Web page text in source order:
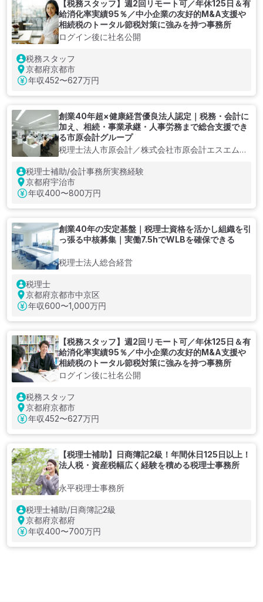
【税務スタッフ】週2回リモート可／年休125日＆有
給消化率実績95％／中小企業の友好的M&A支援や
相続税のトータル節税対策に強みを持つ事務所
ログイン後に社名公開
税務スタッフ
京都府京都市
年収452〜627万円
創業40年超×健康経営優良法人認定｜税務・会計に
加え、相続・事業承継・人事労務まで総合支援でき
る市原会計グループ
税理士法人市原会計／株式会社市原会計エスエムエ
税理士補助/会計事務所実務経験
京都府宇治市
年収400〜800万円
創業40年の安定基盤｜税理士資格を活かし組織を引
っ張る中核募集｜実働7.5hでWLBを確保できる
税理士法人総合経営
税理士
京都府京都市中京区
年収600〜1,000万円
【税務スタッフ】週2回リモート可／年休125日＆有
給消化率実績95％／中小企業の友好的M&A支援や
相続税のトータル節税対策に強みを持つ事務所
ログイン後に社名公開
税務スタッフ
京都府京都市
年収452〜627万円
【税理士補助】日商簿記2級！年間休日125日以上！
法人税・資産税幅広く経験を積める税理士事務所
永平税理士事務所
税理士補助/日商簿記2級
京都府京都府
年収400〜700万円